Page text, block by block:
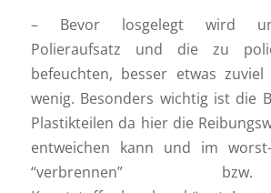
– Bevor losgelegt wird
Polieraufsatz und die zu
befeuchten, besser etwas
wenig. Besonders wichtig ist die
Plastikteilen da hier die
entweichen kann und im
“verbrennen”